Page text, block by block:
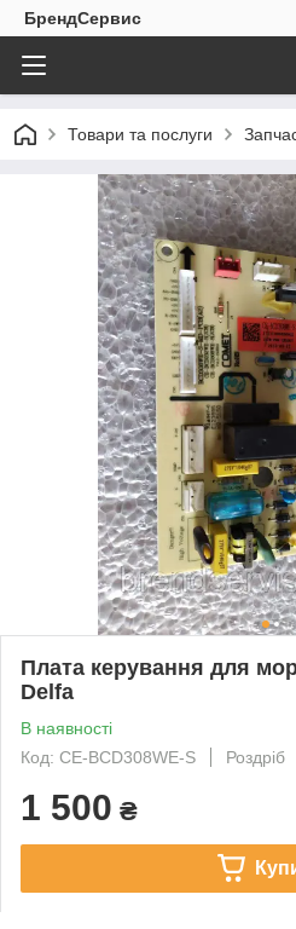
БрендСервис
Товари та послуги
Плата керування для
Delfa
В наявності
Код: CE-BCD308WE-S
Роздріб
1 500 ₴